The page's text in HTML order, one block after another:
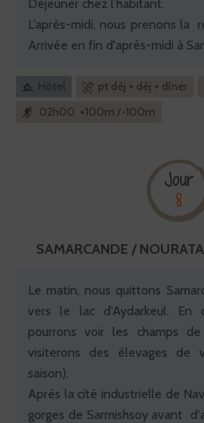
Déjeuner chez l’habitant.
L’après-midi, nous prenons la
Arrivée en fin d'après-midi à
Hôtel pt déj + déj + dîner
02h00 +100m /-100m
Jour
8
SAMARCANDE /
Le matin, nous quittons
vers le lac d’Aydarkeul. En
pourrons voir les champs
visiterons des élevages de
saison).
Après la cité industrielle de
gorges de Sarmishsoy avant